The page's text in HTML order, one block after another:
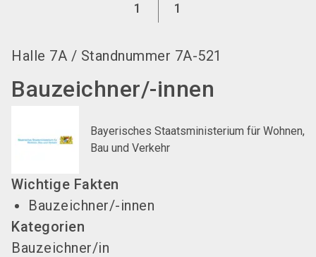
1 1
Halle 7A / Standnummer 7A-521
Bauzeichner/-innen
Bayerisches Staatsministerium für Wohnen,
Bau und Verkehr
Wichtige Fakten
Bauzeichner/-innen
Kategorien
Bauzeichner/in